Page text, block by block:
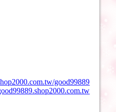
good99889